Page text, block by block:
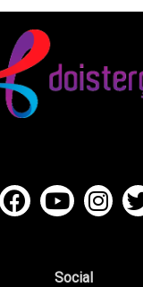
Social